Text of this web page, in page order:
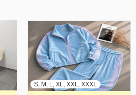
S, M, L, XL, XXL, XXXL